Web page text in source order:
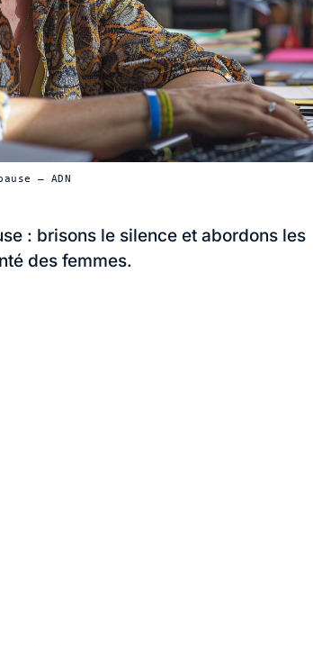
— ADN
: brisons le silence et abordons les
des femmes.